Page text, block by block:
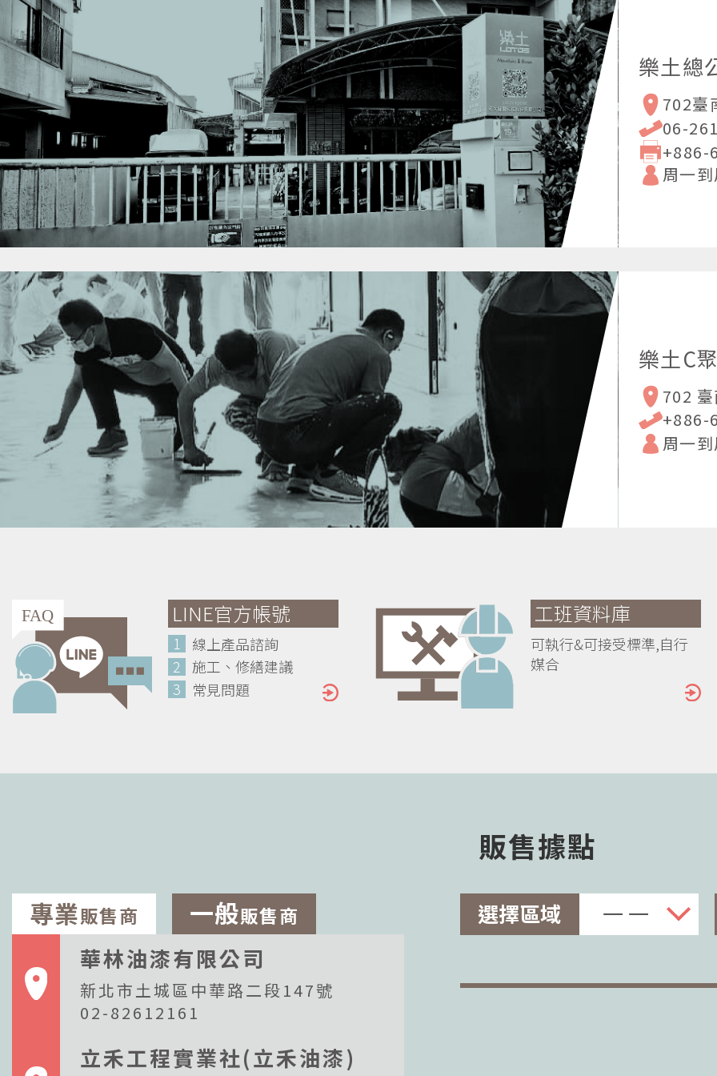
樂土總
702臺
06-
+886-
周一
樂土C
702
+886-
周一
LINE官方帳號
1
線上產品諮詢
2
施工、修繕建議
3
常見問題
工班資料庫
可執行&可接受標準,自行
媒合
販售據點
選擇區域
專業販售商 一般販售商
華林油漆有限公司
新北市土城區中華路二段147號
02-82612161
立禾工程實業社(立禾油漆)